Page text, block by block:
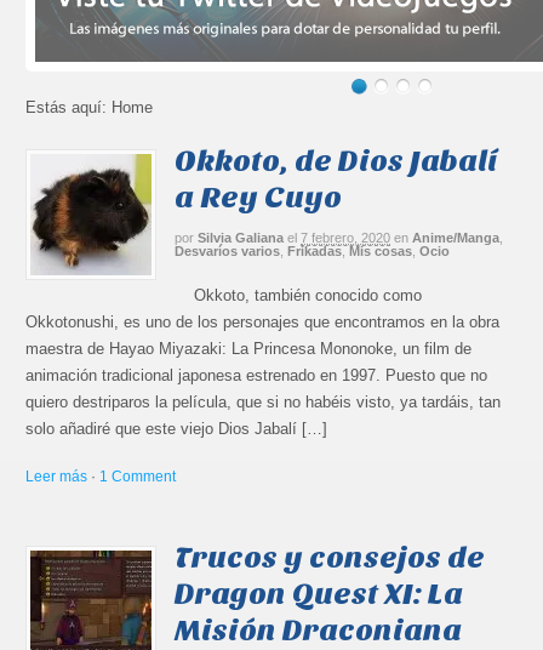
Estás aquí: Home
Okkoto, de Dios Jabalí
a Rey Cuyo
por Silvia Galiana el 7 febrero, 2020 en Anime/Manga
Desvaríos varios ,Frikadas, Mis cosas ,Ocio
Okkoto, también conocido como
Okkotonushi, es uno de los personajes que encontramos en la obra
maestra de Hayao Miyazaki: La Princesa Mononoke, un film de
animación tradicional japonesa estrenado en 1997. Puesto que no
quiero destriparos la película, que si no habéis visto, ya tardáis, tan
solo añadiré que este viejo Dios Jabalí […]
Leer más · 1 Comment
Trucos y consejos de
Dragon Quest XI: La
Misión Draconiana